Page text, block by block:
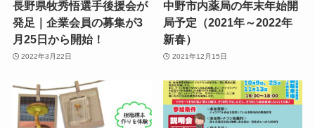
長野県牧秀悟選手後援会が
発足｜企業会員の募集が3
月25日から開始！
2022年3月22日
中野市内薬局の年末年始開
局予定（2021年～2022年
新春）
2021年12月15日